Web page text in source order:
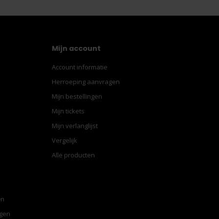
Mijn account
Account informatie
Herroeping aanvragen
Mijn bestellingen
Mijn tickets
Mijn verlanglijst
Vergelijk
Alle producten